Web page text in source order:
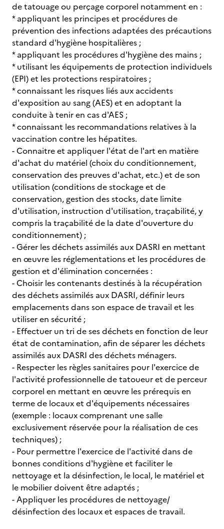
de tatouage ou perçage corporel notamment en :
* appliquant les principes et procédures de
prévention des infections adaptées des précautions
standard d'hygiène hospitalières ;
* appliquant les procédures d'hygiène des mains ;
* utilisant les équipements de protection individuels
(EPI) et les protections respiratoires ;
* connaissant les risques liés aux accidents
d'exposition au sang (AES) et en adoptant la
conduite à tenir en cas d'AES ;
* connaissant les recommandations relatives à la
vaccination contre les hépatites.
- Connaitre et appliquer l'état de l'art en matière
d'achat du matériel (choix du conditionnement,
conservation des preuves d'achat, etc.) et de son
utilisation (conditions de stockage et de
conservation, gestion des stocks, date limite
d'utilisation, instruction d'utilisation, traçabilité, y
compris la traçabilité de la date d'ouverture du
conditionnement) ;
- Gérer les déchets assimilés aux DASRI en mettant
en œuvre les réglementations et les procédures de
gestion et d'élimination concernées :
- Choisir les contenants destinés à la récupération
des déchets assimilés aux DASRI, définir leurs
emplacements dans son espace de travail et les
utiliser en sécurité ;
- Effectuer un tri de ses déchets en fonction de leur
état de contamination, afin de séparer les déchets
assimilés aux DASRI des déchets ménagers.
- Respecter les règles sanitaires pour l'exercice de
l'activité professionnelle de tatoueur et de perceur
corporel en mettant en œuvre les prérequis en
terme de locaux et d'équipements nécessaires
(exemple : locaux comprenant une salle
exclusivement réservée pour la réalisation de ces
techniques) ;
- Pour permettre l'exercice de l'activité dans de
bonnes conditions d'hygiène et faciliter le
nettoyage et la désinfection, le local, le matériel et
le mobilier doivent être adaptés ;
- Appliquer les procédures de nettoyage/
désinfection des locaux et espaces de travail.